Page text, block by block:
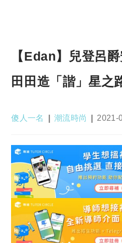
【Edan】兒登呂
田田造「諧」星之
Post
傻人一名
Post
潮流時尚
Post
2021-